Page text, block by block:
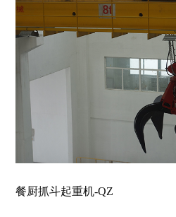
餐厨抓斗起重机-QZ